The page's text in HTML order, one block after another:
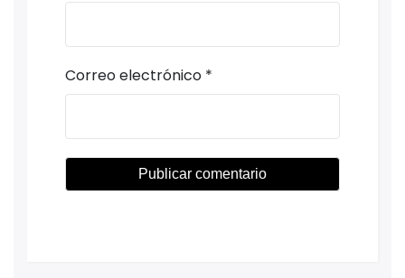
Correo electrónico *